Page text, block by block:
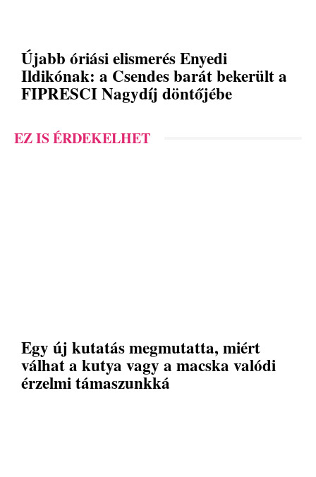
Újabb óriási elismerés Enyedi
Ildikónak: a Csendes barát bekerült a
FIPRESCI Nagydíj döntőjébe
EZ IS ÉRDEKELHET
Egy új kutatás megmutatta, miért
válhat a kutya vagy a macska valódi
érzelmi támaszunkká